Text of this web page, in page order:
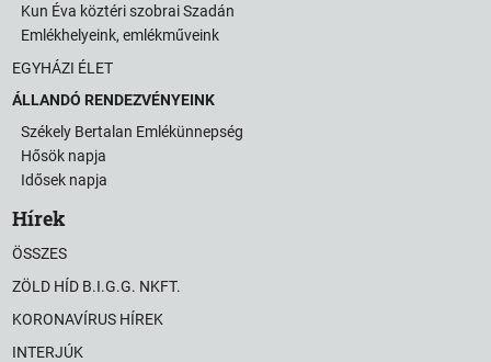
Kun Éva köztéri szobrai Szadán
Emlékhelyeink, emlékműveink
EGYHÁZI ÉLET
ÁLLANDÓ RENDEZVÉNYEINK
Székely Bertalan Emlékünnepség
Hősök napja
Idősek napja
Hírek
ÖSSZES
ZÖLD HÍD B.I.G.G. NKFT.
KORONAVÍRUS HÍREK
INTERJÚK